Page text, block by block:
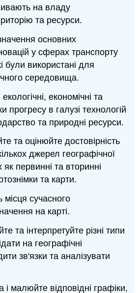
на владу
та ресурси.
основних
у сферах транспорту
були використані для
середовища.
економічні та
прогресу в галузі технологій
та природні ресурси.
та оцінюйте достовірність
джерел географічної
як первинні та вторинні
та карти.
місця сучасного
на карті.
та інтерпретуйте різні типи
на географічні
зв'язки та аналізувати
і малюйте відповідні графіки,